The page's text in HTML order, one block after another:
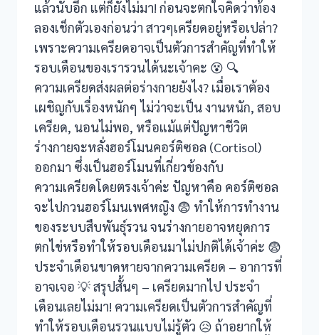
แล้วนับอีก แต่ก็ยังไม่มา! ก่อนจะตกใจคิดว่าท้อง
ลองเช็กตัวเองก่อนว่า สาวๆเครียดอยู่หรือเปล่า?
เพราะความเครียดอาจเป็นตัวการสำคัญที่ทำให้
รอบเดือนของเรารวนได้นะเจ้าคะ 😵 🔍
ความเครียดส่งผลต่อร่างกายยังไง? เมื่อเราต้อง
เผชิญกับเรื่องหนักๆ ไม่ว่าจะเป็น งานหนัก, สอบ
เครียด, นอนไม่พอ, หรือแม้แต่ปัญหาชีวิต
ร่างกายจะหลั่งฮอร์โมนคอร์ติซอล (Cortisol)
ออกมา ซึ่งเป็นฮอร์โมนที่เกี่ยวข้องกับ
ความเครียดโดยตรงเจ้าค่ะ ปัญหาคือ คอร์ติซอล
จะไปกวนฮอร์โมนเพศหญิง 😨 ทำให้การทำงาน
ของระบบสืบพันธุ์รวน จนร่างกายอาจหยุดการ
ตกไข่หรือทำให้รอบเดือนมาไม่ปกติได้เจ้าค่ะ 😨
ประจำเดือนขาดหายจากความเครียด – อาการที่
อาจเจอ 💡 สรุปสั้นๆ – เครียดมากไป ประจำ
เดือนเลยไม่มา! ความเครียดเป็นตัวการสำคัญที่
ทำให้รอบเดือนรวนแบบไม่รู้ตัว 😥 ถ้าอยากให้